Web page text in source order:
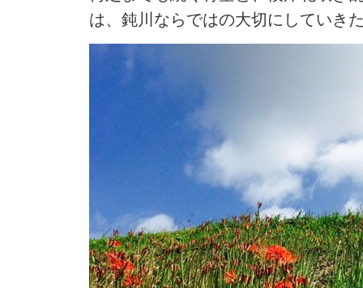
は、鈍川ならではの大切にしていき